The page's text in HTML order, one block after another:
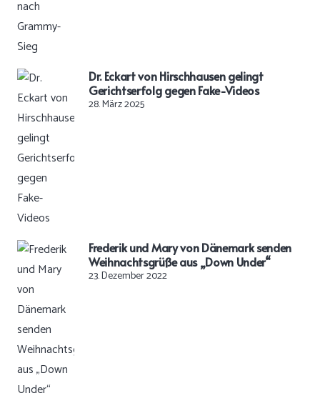
Dr. Eckart von Hirschhausen gelingt
Gerichtserfolg gegen Fake-Videos
28. März 2025
Frederik und Mary von Dänemark senden
Weihnachtsgrüße aus „Down Under“
23. Dezember 2022